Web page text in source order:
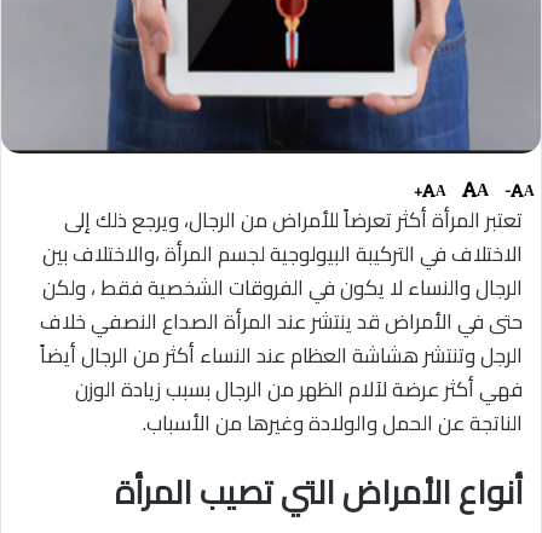
A
-
A
A
+
تعتبر المرأة أكثر تعرضاً للأمراض من الرجال، ويرجع ذلك إلى
الاختلاف في التركيبة البيولوجية لجسم المرأة ،والاختلاف بين
الرجال والنساء لا يكون في الفروقات الشخصية فقط ، ولكن
حتى في الأمراض قد ينتشر عند المرأة الصداع النصفي خلاف
الرجل وتنتشر هشاشة العظام عند النساء أكثر من الرجال أيضاً
فهي أكثر عرضة لآلام الظهر من الرجال بسبب زيادة الوزن
الناتجة عن الحمل والولادة وغيرها من الأسباب.
أنواع الأمراض التي تصيب المرأة